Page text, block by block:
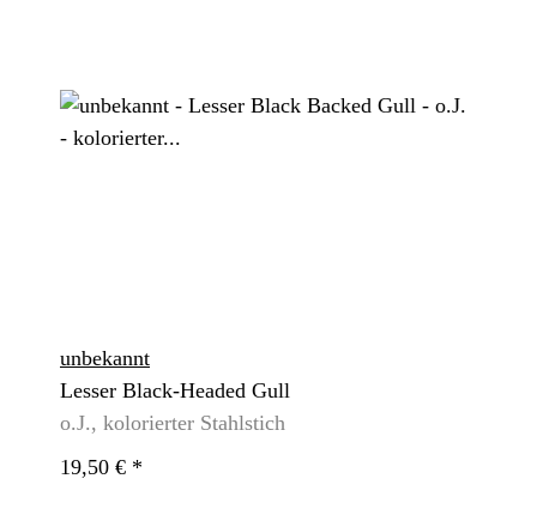
unbekannt
Lesser Black-Headed Gull
o.J., kolorierter Stahlstich
19,50 € *